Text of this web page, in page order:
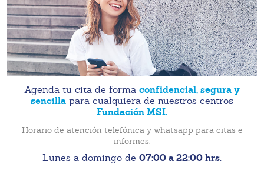
Agenda tu cita de forma confidencial, segura y
sencilla para cualquiera de nuestros centros
Fundación MSI.
Horario de atención telefónica y whatsapp para citas e
informes:
Lunes a domingo de 07:00 a 22:00 hrs.